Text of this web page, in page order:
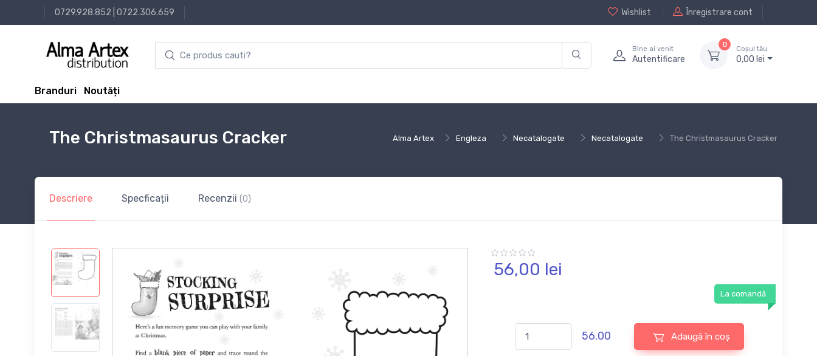
0729.928.852 0722.306.659 Wishlist Înregistrare cont
Bine ai venit
Autentificare
0
Coșul tău
0,00 lei
Branduri Noutăți
Alma Artex Engleza Necatalogate Necatalogate The Christmasaurus Cracker
The Christmasaurus Cracker
Descriere Specficații Recenzii (0)
56,00 lei
La comandă
56.00 Adaugă în coș